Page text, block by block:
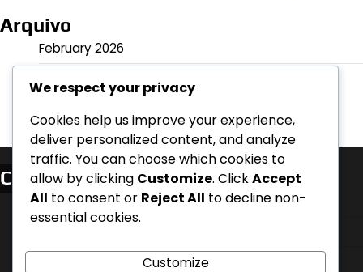
Arquivo
February 2026
Categorias
Análise de Jogo
Estratégias de Equipa
We respect your privacy
Cookies help us improve your experience,
deliver personalized content, and analyze
traffic. You can choose which cookies to
allow by clicking Customize. ClickAccept
All to consent or Reject All to decline non-
essential cookies.
Customize